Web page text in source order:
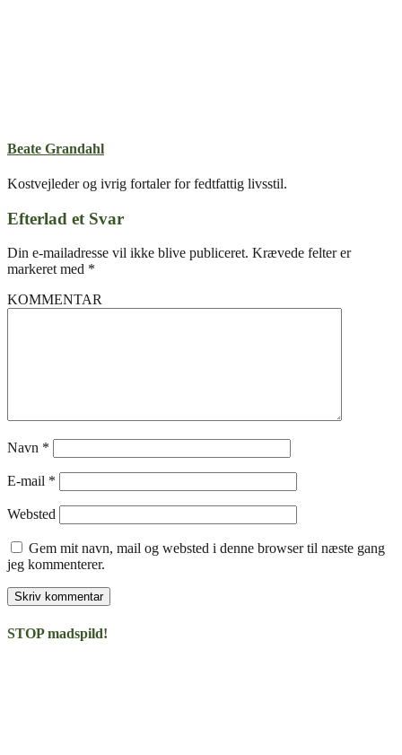
Beate Grandahl
Kostvejleder og ivrig fortaler for fedtfattig livsstil.
Efterlad et Svar
Din e-mailadresse vil ikke blive publiceret. Krævede felter er
markeret med *
KOMMENTAR
Navn *
E-mail *
Websted
Gem mit navn, mail og websted i denne browser til næste gang
jeg kommenterer.
STOP madspild!